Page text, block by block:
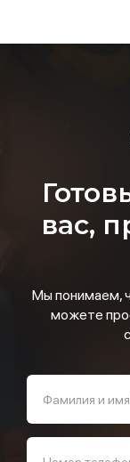
вас,
Мы понимаем,
можете
Фамилия и